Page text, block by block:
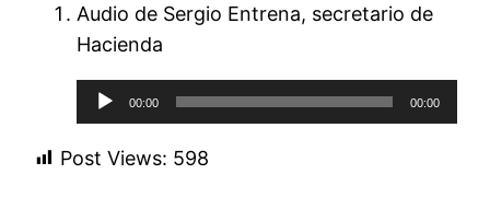
Audio de Sergio Entrena, secretario de
Hacienda
Reproductor
de
audio
00:00 00:00
Post Views: 598